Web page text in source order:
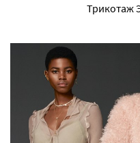
Трикотаж